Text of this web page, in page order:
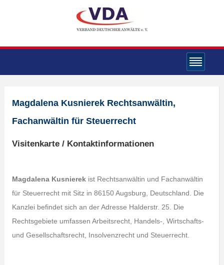
Magdalena Kusnierek Rechtsanwältin,
Fachanwältin für Steuerrecht
Visitenkarte / Kontaktinformationen
Magdalena Kusnierekist Rechtsanwältin und Fachanwältin
für Steuerrecht mit Sitz in 86150 Augsburg, Deutschland. Die
Kanzlei befindet sich an der Adresse Halderstr. 25. Die
Rechtsgebiete umfassen Arbeitsrecht, Handels-, Wirtschafts-
und Gesellschaftsrecht, Insolvenzrecht und Steuerrecht.